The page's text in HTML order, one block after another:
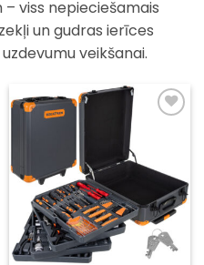
viss nepieciešamais
un gudras ierīces
veikšanai.
Pievienot
sarakstam